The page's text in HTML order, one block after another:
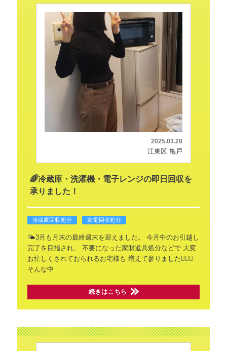
2025.03.28
江東区 亀戸
🌈冷蔵庫・洗濯機・電子レンジの即日回収を
承りました！
冷蔵庫回収処分 家電回収処分
🌤️3月も月末の最終週末を迎えました。
今月中のお引越し
完了を目指され、
不要になった家財道具処分などで大変
お忙しくされておられるお宅様も 増えて参りました🧗🏻‍♀️
そんな中
続きはこちら